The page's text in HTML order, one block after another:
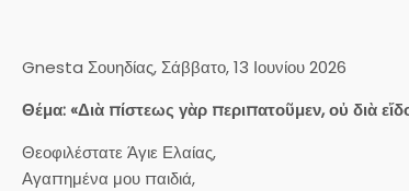
Gnesta Σουηδίας, Σάββατο, 13 Ιουνίου 2026
Θέμα: «Διὰ πίστεως γὰρ περιπατοῦμεν, οὐ διὰ
Θεοφιλέστατε Άγιε Ελαίας,
Αγαπημένα μου παιδιά,